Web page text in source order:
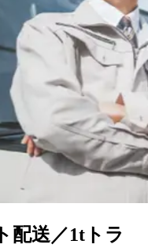
配送／1tトラ